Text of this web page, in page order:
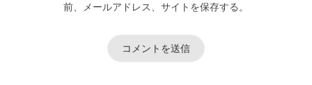
前、メールアドレス、サイトを保存する。